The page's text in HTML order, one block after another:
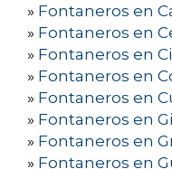
» Fontaneros en
» Fontaneros en
» Fontaneros en
» Fontaneros en
» Fontaneros en
» Fontaneros en
» Fontaneros en
» Fontaneros en